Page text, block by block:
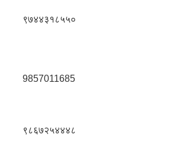
९७४४३१८५५०
9857011685
९८६७२५४४४८